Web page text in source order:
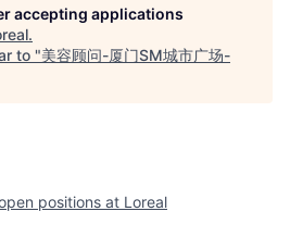
accepting applications
.
to "美容顾问-厦门SM城市广场-
positions at Loreal